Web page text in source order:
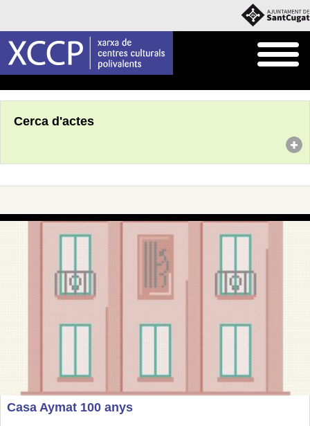
Cerca d'actes
Casa Aymat 100 anys